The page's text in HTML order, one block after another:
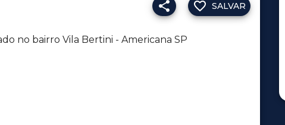
no bairro Vila Bertini - Americana SP
SALVAR